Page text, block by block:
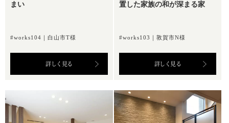
まい
#works104｜白山市T様
詳しく見る
置した家族の和が深まる家
#works103｜敦賀市N様
詳しく見る